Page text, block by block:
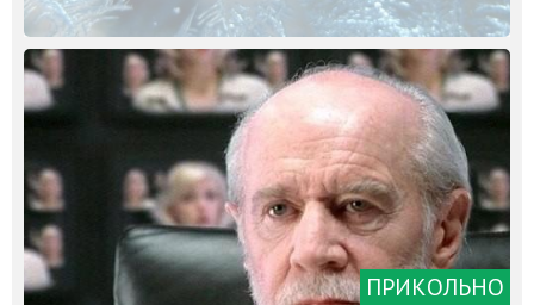
ПРИКОЛЬНО